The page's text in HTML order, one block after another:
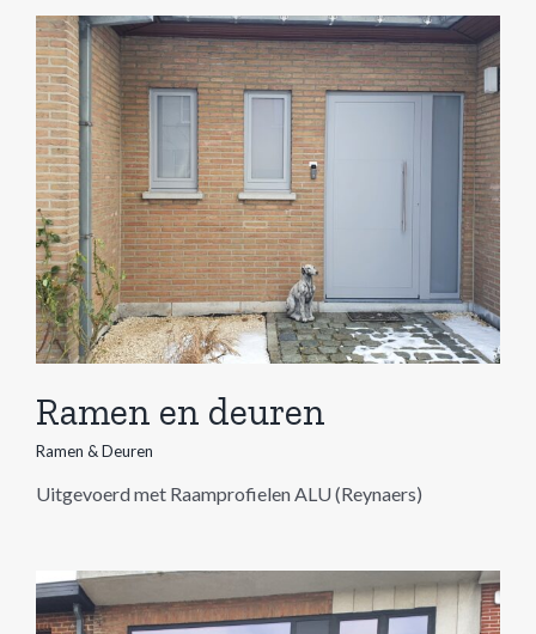
Ramen en deuren
Ramen & Deuren
Uitgevoerd met Raamprofielen ALU (Reynaers)